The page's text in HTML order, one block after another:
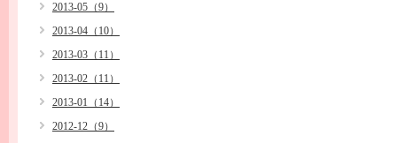
2013-05（9）
2013-04（10）
2013-03（11）
2013-02（11）
2013-01（14）
2012-12（9）